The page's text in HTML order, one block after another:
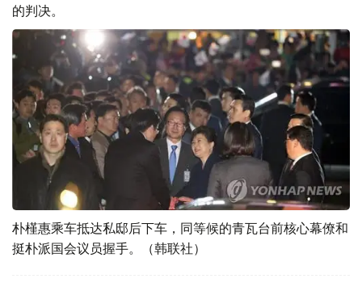
的判决。
朴槿惠乘车抵达私邸后下车，同等候的青瓦台前核心幕僚和
挺朴派国会议员握手。（韩联社）